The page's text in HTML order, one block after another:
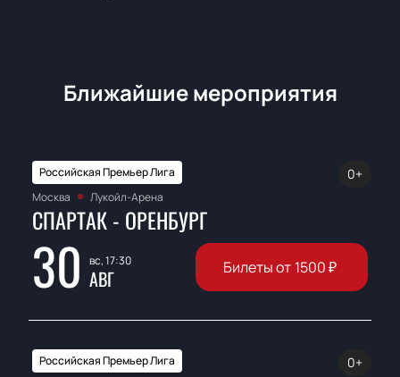
Ближайшие мероприятия
Российская Премьер Лига
Москва
Лукойл-Арена
СПАРТАК - ОРЕНБУРГ
30 вс, 17:30
АВГ
0+
Билеты от 1500₽
Российская Премьер Лига
0+